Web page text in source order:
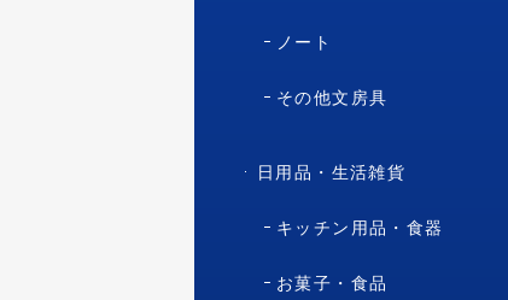
ノート
その他文房具
日用品・生活雑貨
キッチン用品・食器
お菓子・食品